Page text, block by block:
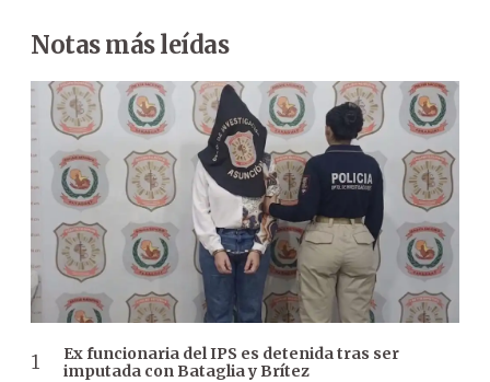
Notas más leídas
Ex funcionaria del IPS es detenida tras ser
imputada con Bataglia y Brítez